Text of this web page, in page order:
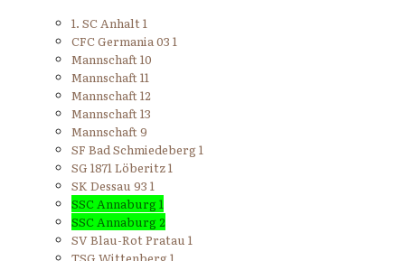
1. SC Anhalt 1
CFC Germania 03 1
Mannschaft 10
Mannschaft 11
Mannschaft 12
Mannschaft 13
Mannschaft 9
SF Bad Schmiedeberg 1
SG 1871 Löberitz 1
SK Dessau 93 1
SSC Annaburg 1
SSC Annaburg 2
SV Blau-Rot Pratau 1